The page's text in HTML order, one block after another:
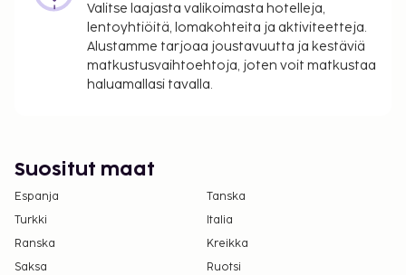
Valitse laajasta valikoimasta hotelleja,
lentoyhtiöitä, lomakohteita ja aktiviteetteja.
Alustamme tarjoaa joustavuutta ja kestäviä
matkustusvaihtoehtoja, joten voit matkustaa
haluamallasi tavalla.
Suositut maat
Espanja
Tanska
Turkki
Italia
Ranska
Kreikka
Saksa
Ruotsi